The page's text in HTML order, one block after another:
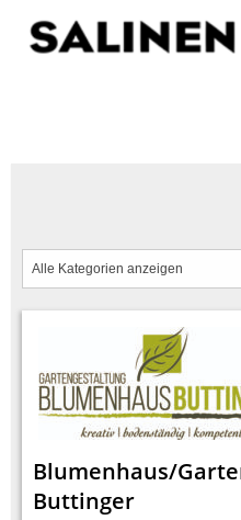
Blumenhaus/
Buttinger